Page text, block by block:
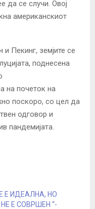
да се случи. Овој
американскиот
и Пекинг, земјите се
поднесена
на почеток на
поскоро, со цел да
одговор и
пандемијата.
Е ИДЕАЛНА, НО
Е СОВРШЕН “-